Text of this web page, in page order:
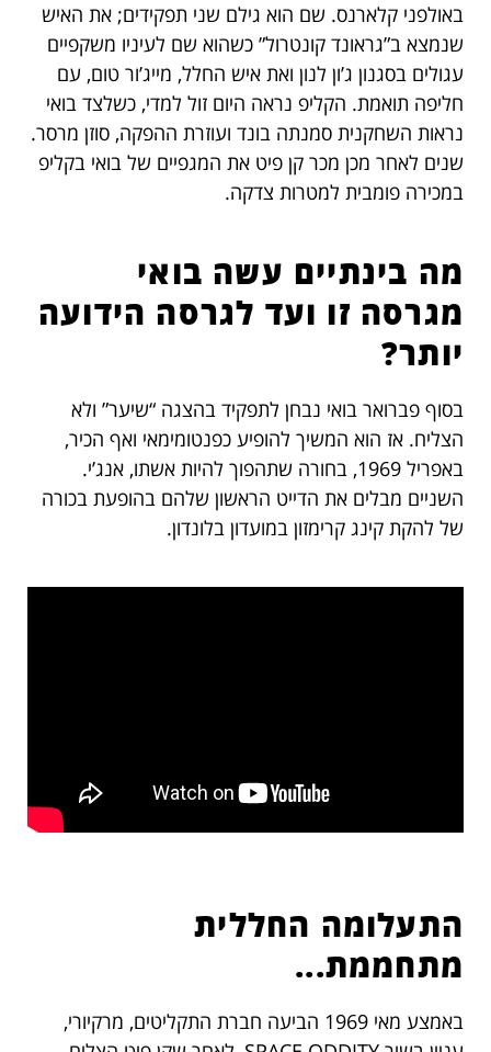
באולפני קלארנס. שם הוא גילם שני תפקידים; את האיש
שנמצא ב”גראונד קונטרול” כשהוא שם לעיניו משקפיים
עגולים בסגנון ג’ון לנון ואת איש החלל, מייג’ור טום, עם
חליפה תואמת. הקליפ נראה היום זול למדי, כשלצד בואי
נראות השחקנית סמנתה בונד ועוזרת ההפקה, סוזן מרסר.
שנים לאחר מכן מכר קן פיט את המגפיים של בואי בקליפ
במכירה פומבית למטרות צדקה.
מה בינתיים עשה בואי
מגרסה זו ועד לגרסה הידועה
יותר?
בסוף פברואר בואי נבחן לתפקיד בהצגה “שיער” ולא
הצליח. אז הוא המשיך להופיע כפנטומימאי ואף הכיר,
באפריל 1969, בחורה שתהפוך להיות אשתו, אנג’י.
השניים מבלים את הדייט הראשון שלהם בהופעת בכורה
של להקת קינג קרימזון במועדון בלונדון.
התעלומה החללית
מתחממת...
באמצע מאי 1969 הביעה חברת התקליטים, מרקיורי,